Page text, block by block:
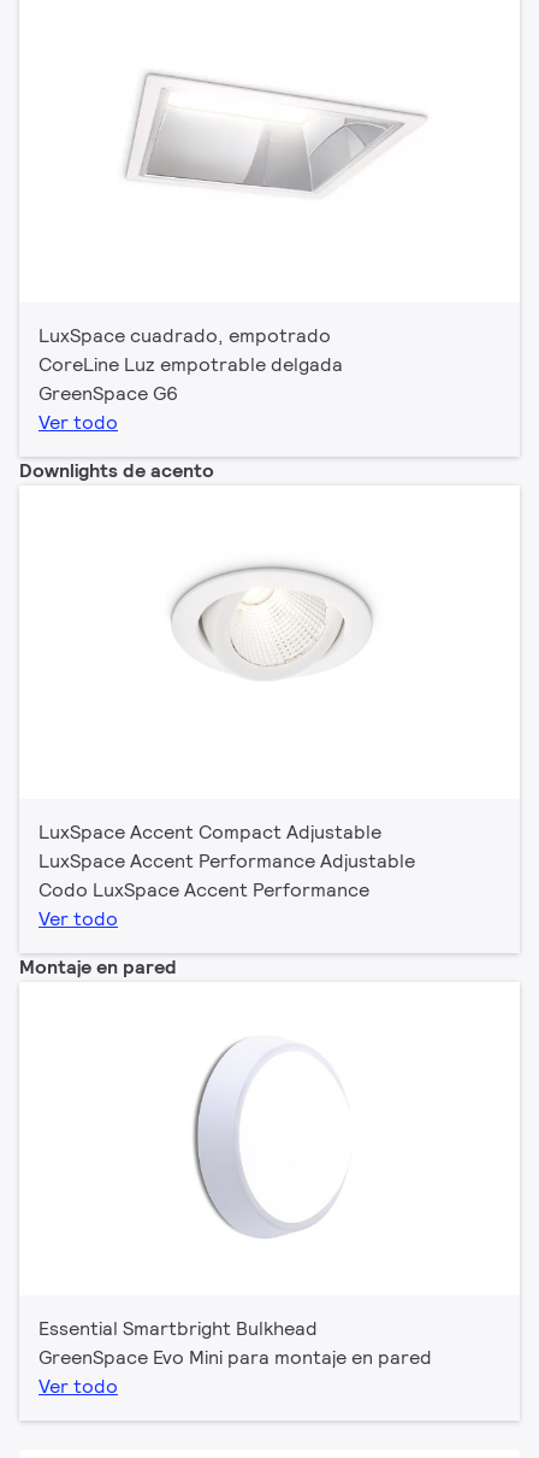
LuxSpace cuadrado, empotrado
CoreLine Luz empotrable delgada
GreenSpace G6
Ver todo
Downlights de acento
LuxSpace Accent Compact Adjustable
LuxSpace Accent Performance Adjustable
Codo LuxSpace Accent Performance
Ver todo
Montaje en pared
Essential Smartbright Bulkhead
GreenSpace Evo Mini para montaje en pared
Ver todo